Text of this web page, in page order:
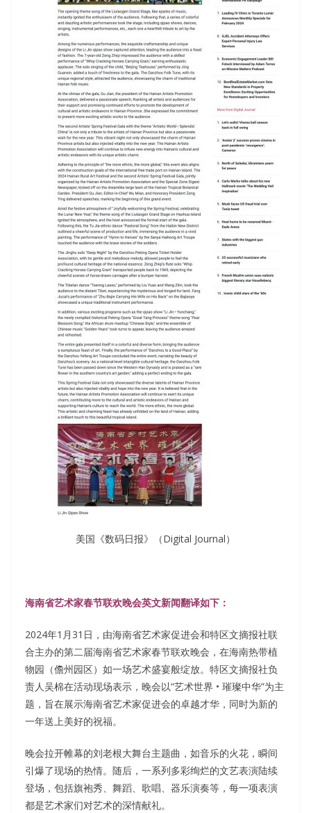
美国《数码日报》（Digital Journal）
海南省艺术家春节联欢晚会英文新闻翻译如下：
2024年1月31日，由海南省艺术家促进会和特区文摘报社联
合主办的第二届海南省艺术家春节联欢晚会，在海南热带植
物园（儋州园区）如一场艺术盛宴般绽放。特区文摘报社负
责人吴棉在活动现场表示，晚会以“艺术世界 • 璀璨中华”为主
题，旨在展示海南省艺术家促进会的卓越才华，同时为新的
一年送上美好的祝福。
晚会拉开帷幕的刘老根大舞台主题曲，如音乐的火花，瞬间
引爆了现场的热情。随后，一系列多彩绚烂的文艺表演陆续
登场，包括旗袍秀、舞蹈、歌唱、器乐演奏等，每一项表演
都是艺术家们对艺术的深情献礼。